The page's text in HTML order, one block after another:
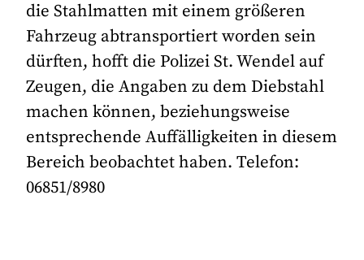
die Stahlmatten mit einem größeren
Fahrzeug abtransportiert worden sein
dürften, hofft die Polizei St. Wendel auf
Zeugen, die Angaben zu dem Diebstahl
machen können, beziehungsweise
entsprechende Auffälligkeiten in diesem
Bereich beobachtet haben. Telefon:
06851/8980